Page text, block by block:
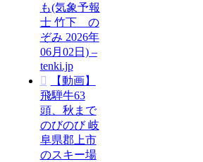
も(気象予報
士 竹下 の
ぞみ 2026年
06月02日) –
tenki.jp
【動画】
飛騨牛63
頭、秋まで
のびのび 岐
阜県郡上市
のスキー場